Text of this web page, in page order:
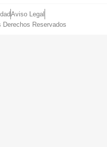
Aviso Legal
Derechos Reservados